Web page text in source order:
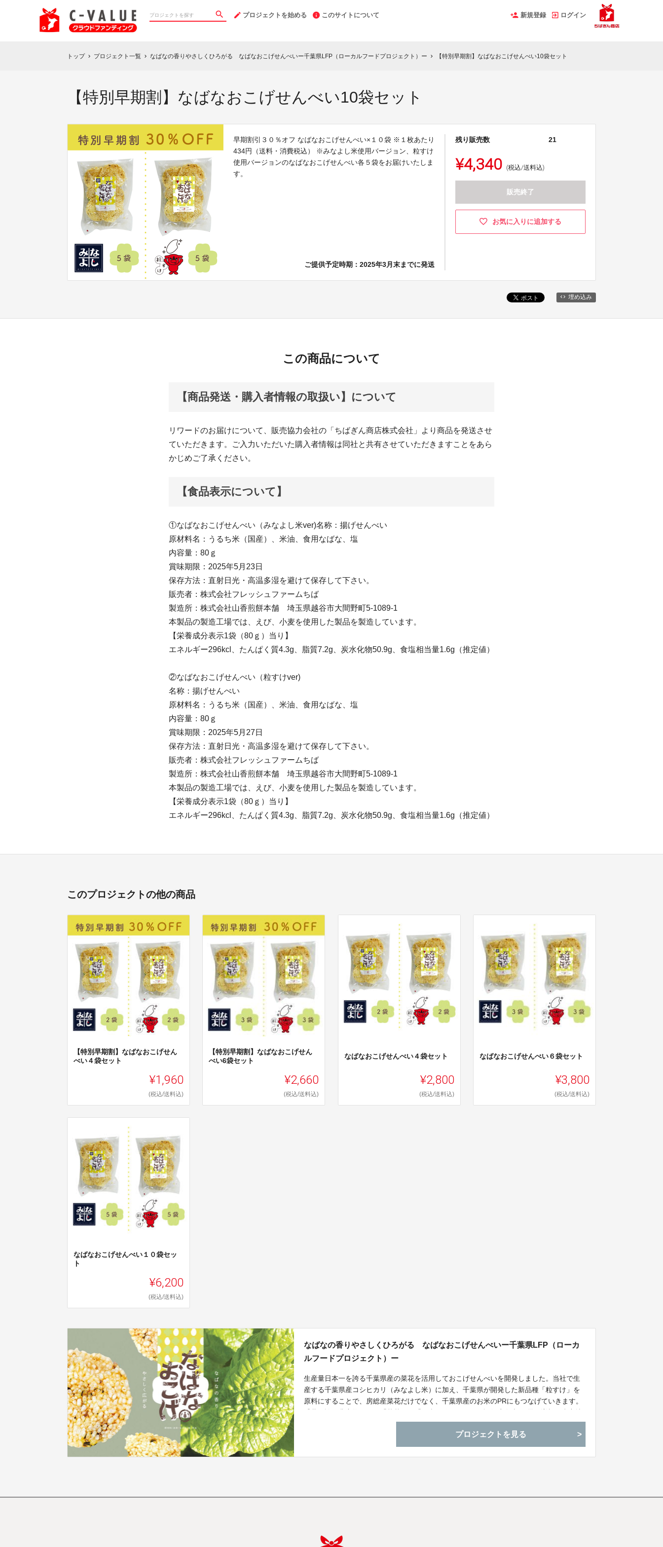
プロジェクトを始める このサイトについて 新規登録 ログイン
トップ chevron_right プロジェクト一覧 chevron_right なばなの香りやさしくひろがる なばなおこげせんべいー千葉県LFP（ローカルフードプロジェクト）ー chevron_right 【特別早期割】なばなおこげせんべい10袋セット
【特別早期割】なばなおこげせんべい10袋セット
早期割引３０％オフ なばなおこげせんべい×１０袋 ※１枚あたり
434円（送料・消費税込） ※みなよし米使用バージョン、粒すけ
使用バージョンのなばなおこげせんべい各５袋をお届けいたしま
す。
ご提供予定時期：2025年3月末までに発送
残り販売数 21
¥4,340 (税込/送料込)
販売終了
お気に入りに追加する
埋め込み
この商品について
【商品発送・購入者情報の取扱い】について
リワードのお届けについて、販売協力会社の「ちばぎん商店株式会社」より商品を発送させ
ていただきます。ご入力いただいた購入者情報は同社と共有させていただきますことをあら
かじめご了承ください。
【食品表示について】
①なばなおこげせんべい（みなよし米ver)名称：揚げせんべい
原材料名：うるち米（国産）、米油、食用なばな、塩
内容量：80ｇ
賞味期限：2025年5月23日
保存方法：直射日光・高温多湿を避けて保存して下さい。
販売者：株式会社フレッシュファームちば
製造所：株式会社山香煎餅本舗 埼玉県越谷市大間野町5-1089-1
本製品の製造工場では、えび、小麦を使用した製品を製造しています。
【栄養成分表示1袋（80ｇ）当り】
エネルギー296kcl、たんぱく質4.3g、脂質7.2g、炭水化物50.9g、食塩相当量1.6g（推定値）
②なばなおこげせんべい（粒すけver)
名称：揚げせんべい
原材料名：うるち米（国産）、米油、食用なばな、塩
内容量：80ｇ
賞味期限：2025年5月27日
保存方法：直射日光・高温多湿を避けて保存して下さい。
販売者：株式会社フレッシュファームちば
製造所：株式会社山香煎餅本舗 埼玉県越谷市大間野町5-1089-1
本製品の製造工場では、えび、小麦を使用した製品を製造しています。
【栄養成分表示1袋（80ｇ）当り】
エネルギー296kcl、たんぱく質4.3g、脂質7.2g、炭水化物50.9g、食塩相当量1.6g（推定値）
このプロジェクトの他の商品
【特別早期割】なばなおこげせん
べい４袋セット
¥1,960
(税込/送料込)
【特別早期割】なばなおこげせん
べい6袋セット
¥2,660
(税込/送料込)
なばなおこげせんべい４袋セット
¥2,800
(税込/送料込)
なばなおこげせんべい６袋セット
¥3,800
(税込/送料込)
なばなおこげせんべい１０袋セッ
ト
¥6,200
(税込/送料込)
なばなの香りやさしくひろがる なばなおこげせんべいー千葉県LFP（ローカ
ルフードプロジェクト）ー
生産量日本一を誇る千葉県産の菜花を活用しておこげせんべいを開発しました。当社で生
産する千葉県産コシヒカリ（みなよし米）に加え、千葉県が開発した新品種「粒すけ」を
原料にすることで、房総産菜花だけでなく、千葉県産のお米のPRにもつなげていきます。
域等における観光振興にもつなげることを目指します！
プロジェクトを見る